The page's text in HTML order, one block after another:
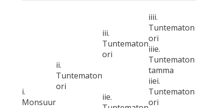
i.
Monsuur
ii.
Tuntematon
ori
iii.
Tuntematon
ori
iiii.
Tuntematon
ori
iiie.
Tuntematon
tamma
iie.
iiei.
Tuntematon
ori